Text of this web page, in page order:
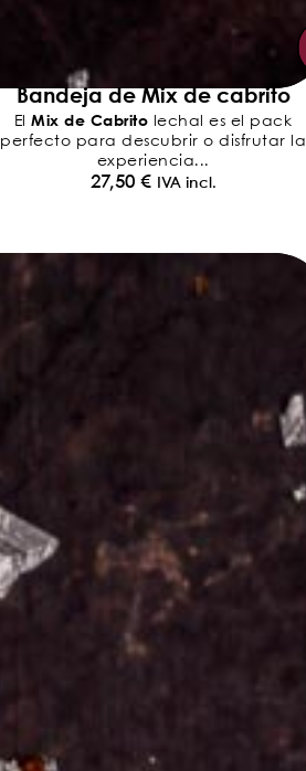
Bandeja de Mix de cabrito
ElMix de Cabrito lechal es el pack
perfecto para descubrir o disfrutar la
experiencia...
27,50 € IVA incl.